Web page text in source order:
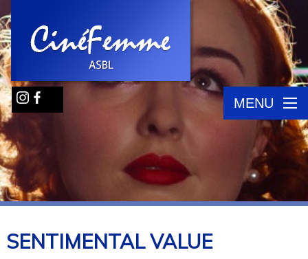
MENU
SENTIMENTAL VALUE